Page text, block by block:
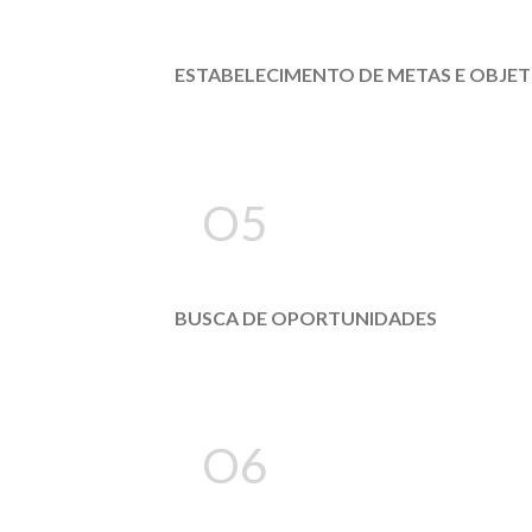
ESTABELECIMENTO DE METAS E
O5
BUSCA DE OPORTUNIDADES
O6